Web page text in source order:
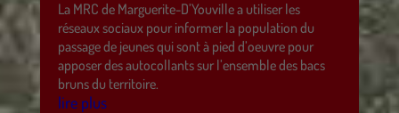
La MRC de Marguerite-D’Youville a utiliser les
réseaux sociaux pour informer la population du
passage de jeunes qui sont à pied d’oeuvre pour
apposer des autocollants sur l’ensemble des bacs
bruns du territoire.
lire plus